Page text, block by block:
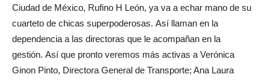
Ciudad de México, Rufino H León, ya va a echar mano de su
cuarteto de chicas superpoderosas. Así llaman en la
dependencia a las directoras que le acompañan en la
gestión. Así que pronto veremos más activas a Verónica
Ginon Pinto, Directora General de Transporte; Ana Laura